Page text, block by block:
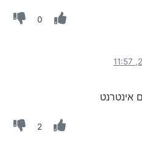
0
אינטרנט
2